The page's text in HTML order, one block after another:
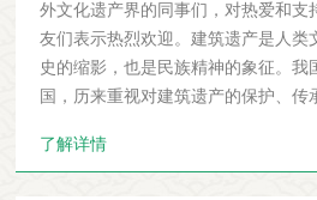
外文化遗产界的同事们，对热爱和支
友们表示热烈欢迎。建筑遗产是人类
史的缩影，也是民族精神的象征。我
国，历来重视对建筑遗产的保护、传
建筑遗产40万余处。一大批建筑遗产
了解详情